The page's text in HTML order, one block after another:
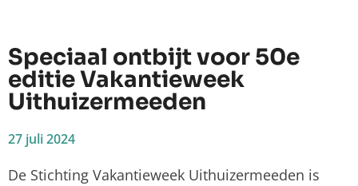
Speciaal ontbijt voor 50e
editie Vakantieweek
Uithuizermeeden
27 juli 2024
De Stichting Vakantieweek Uithuizermeeden is